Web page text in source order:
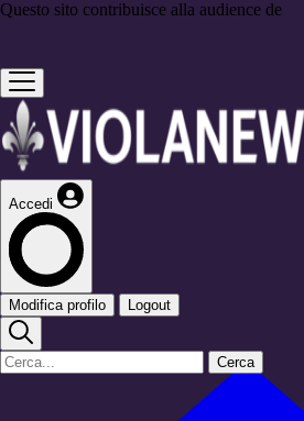
Questo sito contribuisce alla audience de
Accedi
Modifica profilo Logout
Cerca